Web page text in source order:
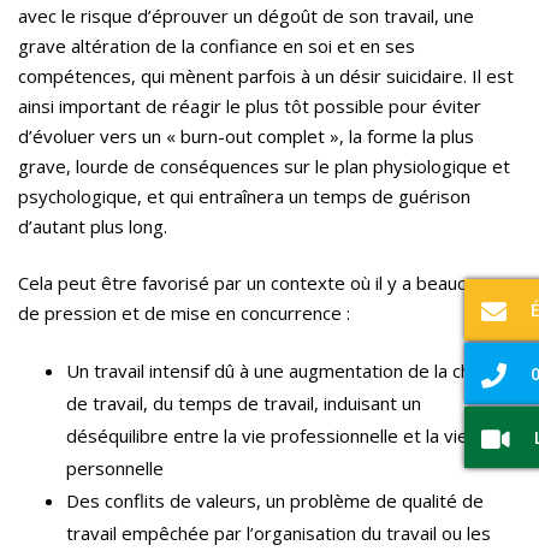
avec le risque d’éprouver un dégoût de son travail, une
grave altération de la confiance en soi et en ses
compétences, qui mènent parfois à un désir suicidaire. Il est
ainsi important de réagir le plus tôt possible pour éviter
d’évoluer vers un « burn-out complet », la forme la plus
grave, lourde de conséquences sur le plan physiologique et
psychologique, et qui entraînera un temps de guérison
d’autant plus long.
Cela peut être favorisé par un contexte où il y a beaucoup
de pression et de mise en concurrence :
Un travail intensif dû à une augmentation de la charge
de travail, du temps de travail, induisant un
déséquilibre entre la vie professionnelle et la vie
personnelle
Des conflits de valeurs, un problème de qualité de
travail empêchée par l’organisation du travail ou les